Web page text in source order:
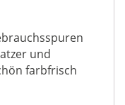
und
farbfrisch